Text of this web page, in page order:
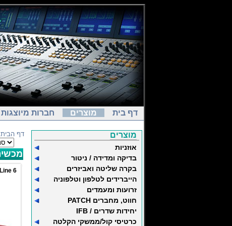
דף בית מוצרים חברות מיוצגות
מוצרים
אוזניות
בדיקה ומדידה / ניטור
בקרה שליטה ואביזרים
הייברידים לטלפון וטלפוניה
זרועות ומעמדים
חווט, מחברים PATCH
יחידות שדרים / IFB
כרטיסי קול/ממשקי הקלטה
דף הבית